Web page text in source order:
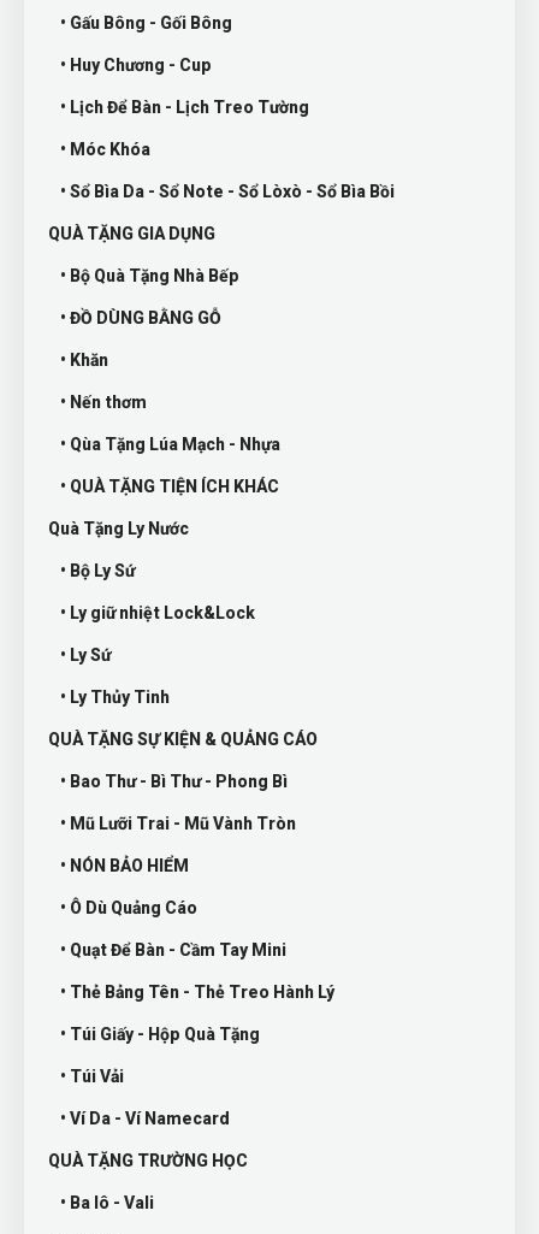
• Gấu Bông - Gối Bông
• Huy Chương - Cup
• Lịch Để Bàn - Lịch Treo Tường
• Móc Khóa
• Sổ Bìa Da - Sổ Note - Sổ Lòxò - Sổ Bìa Bồi
QUÀ TẶNG GIA DỤNG
• Bộ Quà Tặng Nhà Bếp
• ĐỒ DÙNG BẰNG GỖ
• Khăn
• Nến thơm
• Qùa Tặng Lúa Mạch - Nhựa
• QUÀ TẶNG TIỆN ÍCH KHÁC
Quà Tặng Ly Nước
• Bộ Ly Sứ
• Ly giữ nhiệt Lock&Lock
• Ly Sứ
• Ly Thủy Tinh
QUÀ TẶNG SỰ KIỆN & QUẢNG CÁO
• Bao Thư - Bì Thư - Phong Bì
• Mũ Lưỡi Trai - Mũ Vành Tròn
• NÓN BẢO HIỂM
• Ô Dù Quảng Cáo
• Quạt Để Bàn - Cầm Tay Mini
• Thẻ Bảng Tên - Thẻ Treo Hành Lý
• Túi Giấy - Hộp Quà Tặng
• Túi Vải
• Ví Da - Ví Namecard
QUÀ TẶNG TRƯỜNG HỌC
• Ba lô - Vali